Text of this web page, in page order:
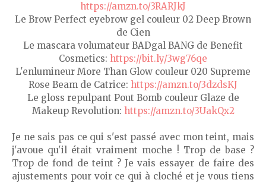
https://amzn.to/3RARJkJ
Le Brow Perfect eyebrow gel couleur 02 Deep Brown
de Cien
Le mascara volumateur BADgal BANG de Benefit
Cosmetics: https://bit.ly/3wg76qe
L'enlumineur More Than Glow couleur 020 Supreme
Rose Beam de Catrice: https://amzn.to/3dzdsKJ
Le gloss repulpant Pout Bomb couleur Glaze de
Makeup Revolution: https://amzn.to/3UakQx2
Je ne sais pas ce qui s'est passé avec mon teint, mais
j'avoue qu'il était vraiment moche ! Trop de base ?
Trop de fond de teint ? Je vais essayer de faire des
ajustements pour voir ce qui à cloché et je vous tiens